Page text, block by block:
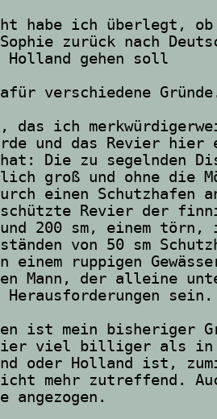
habe ich überlegt,
zurück nach
Holland gehen soll
verschiedene
das ich
und das Revier
hat: Die zu segelnden
groß und ohne die
einen Schutzhafen
Revier der
200 sm, einem törn,
von 50 sm
einem ruppigen
Mann, der alleine
sein.
ist mein bisheriger
viel billiger als in
oder Holland ist,
mehr zutreffend.
angezogen.